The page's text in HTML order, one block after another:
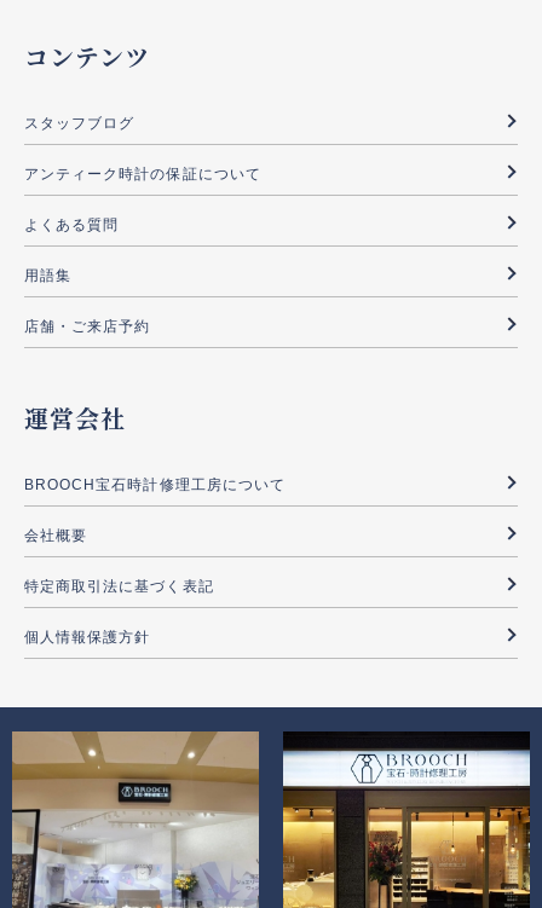
コンテンツ
スタッフブログ
アンティーク時計の保証について
よくある質問
用語集
店舗・ご来店予約
運営会社
BROOCH宝石時計修理工房について
会社概要
特定商取引法に基づく表記
個人情報保護方針